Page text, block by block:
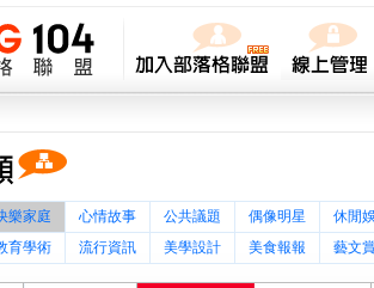
樂家庭 心情故事 公共議題 偶像明星
休閒
育學術 流行資訊 美學設計 美食報報 藝文